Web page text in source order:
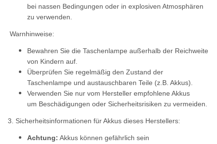
bei nassen Bedingungen oder in explosiven Atmosphären
zu verwenden.
Warnhinweise:
Bewahren Sie die Taschenlampe außerhalb der Reichweite
von Kindern auf.
Überprüfen Sie regelmäßig den Zustand der
Taschenlampe und austauschbaren Teile (z.B. Akkus).
Verwenden Sie nur vom Hersteller empfohlene Akkus
um Beschädigungen oder Sicherheitsrisiken zu vermeiden.
3. Sicherheitsinformationen für Akkus dieses Herstellers:
Achtung: Akkus können gefährlich sein